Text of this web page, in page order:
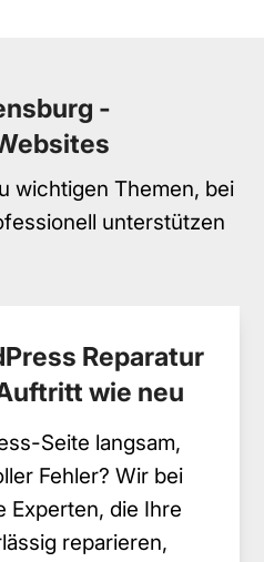
-
wichtigen Themen, bei
unterstützen
Reparatur
wie neu
Seite langsam,
Fehler? Wir bei
Experten, die Ihre
reparieren,